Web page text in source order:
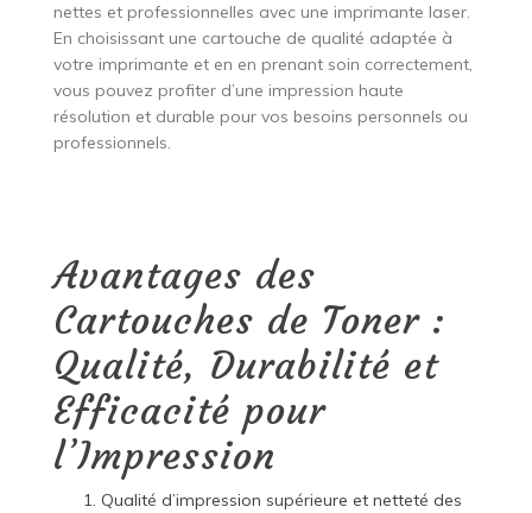
nettes et professionnelles avec une imprimante laser.
En choisissant une cartouche de qualité adaptée à
votre imprimante et en en prenant soin correctement,
vous pouvez profiter d’une impression haute
résolution et durable pour vos besoins personnels ou
professionnels.
Avantages des
Cartouches de Toner :
Qualité, Durabilité et
Efficacité pour
l’Impression
Qualité d’impression supérieure et netteté des